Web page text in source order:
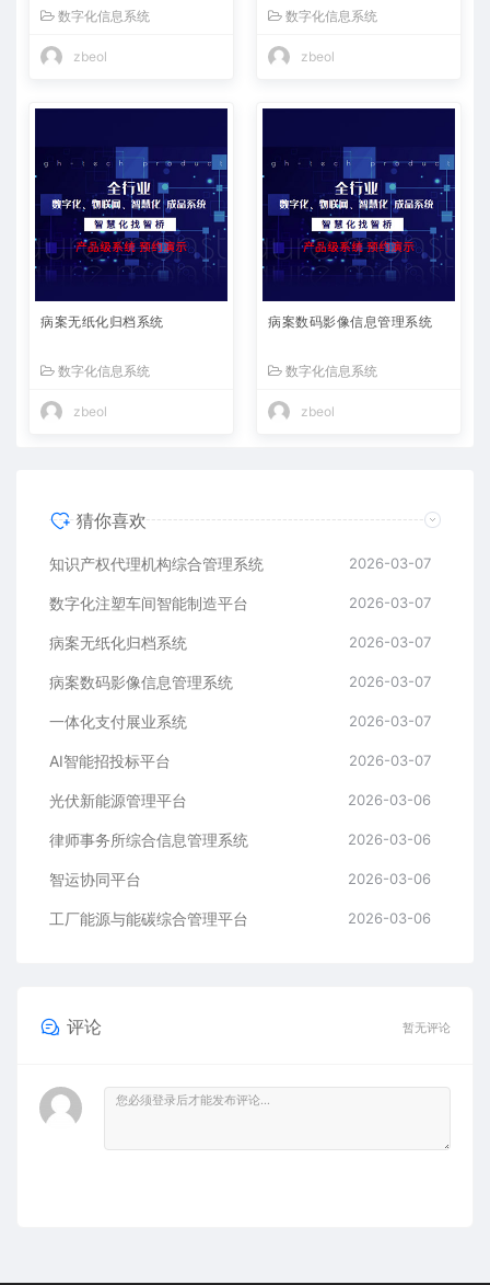
数字化信息系统
zbeol
数字化信息系统
zbeol
病案无纸化归档系统
数字化信息系统
zbeol
病案数码影像信息管理系统
数字化信息系统
zbeol
猜你喜欢
知识产权代理机构综合管理系统 2026-03-07
数字化注塑车间智能制造平台 2026-03-07
病案无纸化归档系统 2026-03-07
病案数码影像信息管理系统 2026-03-07
一体化支付展业系统 2026-03-07
AI智能招投标平台 2026-03-07
光伏新能源管理平台 2026-03-06
律师事务所综合信息管理系统 2026-03-06
智运协同平台 2026-03-06
工厂能源与能碳综合管理平台 2026-03-06
评论 暂无评论